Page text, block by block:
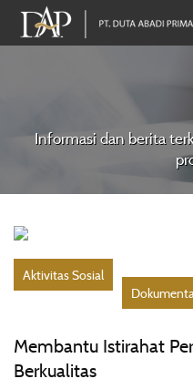
Informasi dan berita
Aktivitas Sosial
Membantu Istirahat
Berkualitas